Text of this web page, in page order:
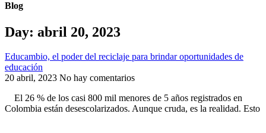
Blog
Day: abril 20, 2023
Educambio, el poder del reciclaje para brindar oportunidades de
educación
20 abril, 2023 No hay comentarios
El 26 % de los casi 800 mil menores de 5 años registrados en
Colombia están desescolarizados. Aunque cruda, es la realidad. Esto